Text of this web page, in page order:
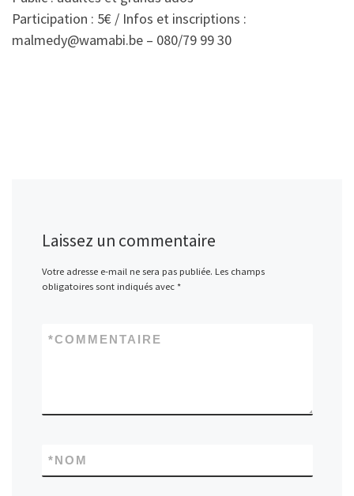
Participation : 5€ / Infos et inscriptions :
malmedy@wamabi.be – 080/79 99 30
Laissez un commentaire
Votre adresse e-mail ne sera pas publiée. Les champs
obligatoires sont indiqués avec *
COMMENTAIRE
*
NOM
*